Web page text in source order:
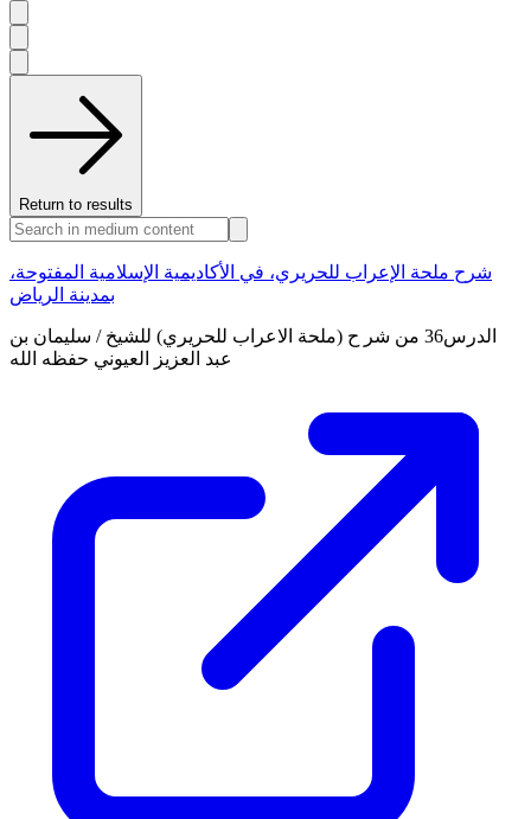
Return to results
شرح ملحة الإعراب للحريري، في الأكاديمية الإسلامية المفتوحة،
بمدينة الرياض
الدرس36 من شر ح (ملحة الاعراب للحريري) للشيخ / سليمان بن
عبد العزيز العيوني حفظه الله